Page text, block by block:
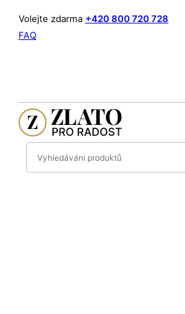
Volejte zdarma +420 800 720 728
FAQ